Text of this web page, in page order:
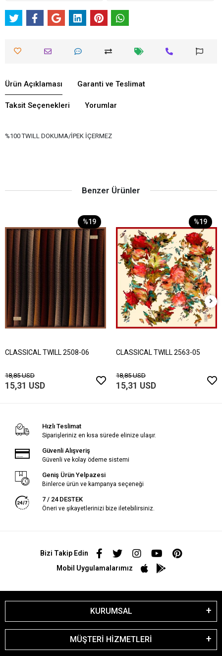
Ürün Açıklaması Garanti ve Teslimat
Taksit Seçenekleri Yorumlar
%100 TWILL DOKUMA/İPEK İÇERMEZ
Benzer Ürünler
%19
CLASSICAL TWILL 2508-06
18,85 USD
15,31 USD
%19
CLASSICAL TWILL 2563-05
18,85 USD
15,31 USD
Hızlı Teslimat
Siparişleriniz en kısa sürede elinize ulaşır.
Güvenli Alışveriş
Güvenli ve kolay ödeme sistemi
Geniş Ürün Yelpazesi
Binlerce ürün ve kampanya seçeneği
7 / 24 DESTEK
Öneri ve şikayetlerinizi bize iletebilirsiniz.
Bizi Takip Edin
Mobil Uygulamalarımız
KURUMSAL
MÜŞTERİ HİZMETLERİ